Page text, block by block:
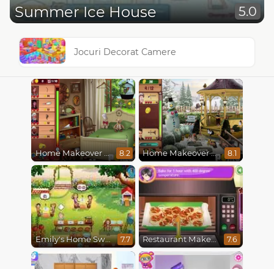
Summer Ice House 5.0
Jocuri Decorat Camere
Home Makeover Hidden Object 8.2 Home Makeover 2 Hidden Object 8.1
Emily's Home Sweet Home 7.7 Restaurant Makeover 7.6